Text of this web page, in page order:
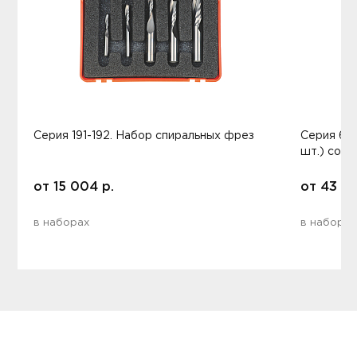
Серия 191-192. Набор спиральных фрез
от 15 004 р.
в наборах
Серия
шт.) со
от 43
в наборах